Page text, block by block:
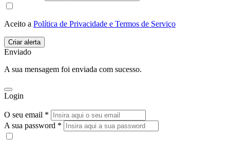
Aceito a Política de Privacidade e Termos de Serviço
Enviado
A sua mensagem foi enviada com sucesso.
Login
O seu email *
A sua password *